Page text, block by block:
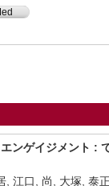
ンゲイジメント :
, 江口, 尚, 大塚, 泰